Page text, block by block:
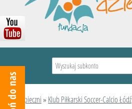
Podopieczni» Klub Piłkarski Soccer-Calcio Łódź